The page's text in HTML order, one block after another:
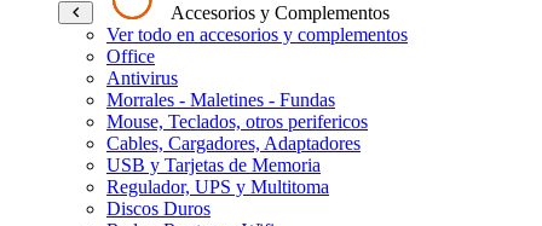
Accesorios y Complementos
Ver todo en accesorios y complementos
Office
Antivirus
Morrales - Maletines - Fundas
Mouse, Teclados, otros perifericos
Cables, Cargadores, Adaptadores
USB y Tarjetas de Memoria
Regulador, UPS y Multitoma
Discos Duros